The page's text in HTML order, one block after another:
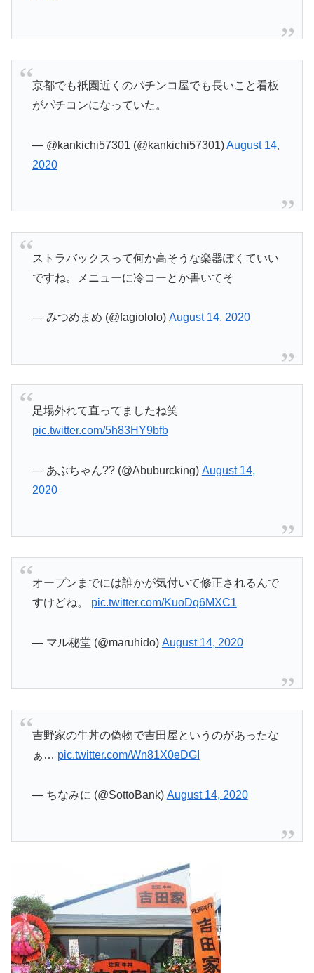
京都でも祇園近くのパチンコ屋でも長いこと看板
がパチコンになっていた。
— @kankichi57301 (@kankichi57301)August 14,
2020
ストラバックスって何か高そうな楽器ぽくていい
ですね。メニューに冷コーとか書いてそ
— みつめまめ (@fagiololo) August 14, 2020
足場外れて直ってましたね笑
pic.twitter.com/5h83HY9bfb
— あぶちゃん?? (@Abuburcking) August 14,
2020
オープンまでには誰かが気付いて修正されるんで
すけどね。 pic.twitter.com/KuoDq6MXC1
— マル秘堂 (@maruhido) August 14, 2020
吉野家の牛丼の偽物で吉田屋というのがあったな
ぁ… pic.twitter.com/Wn81X0eDGI
— ちなみに (@SottoBank) August 14, 2020